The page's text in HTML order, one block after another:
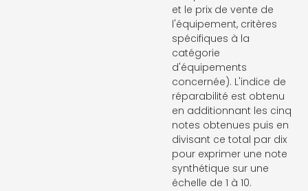
et le prix de vente de
l'équipement, critères
spécifiques à la
catégorie
d'équipements
concernée). L'indice de
réparabilité est obtenu
en additionnant les cinq
notes obtenues puis en
divisant ce total par dix
pour exprimer une note
synthétique sur une
échelle de 1 à 10.